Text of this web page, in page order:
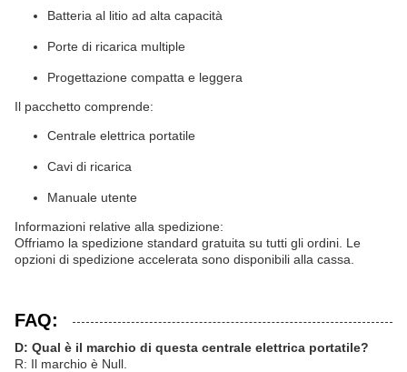
Batteria al litio ad alta capacità
Porte di ricarica multiple
Progettazione compatta e leggera
Il pacchetto comprende:
Centrale elettrica portatile
Cavi di ricarica
Manuale utente
Informazioni relative alla spedizione:
Offriamo la spedizione standard gratuita su tutti gli ordini. Le
opzioni di spedizione accelerata sono disponibili alla cassa.
FAQ:
D: Qual è il marchio di questa centrale elettrica portatile?
R: Il marchio è Null.